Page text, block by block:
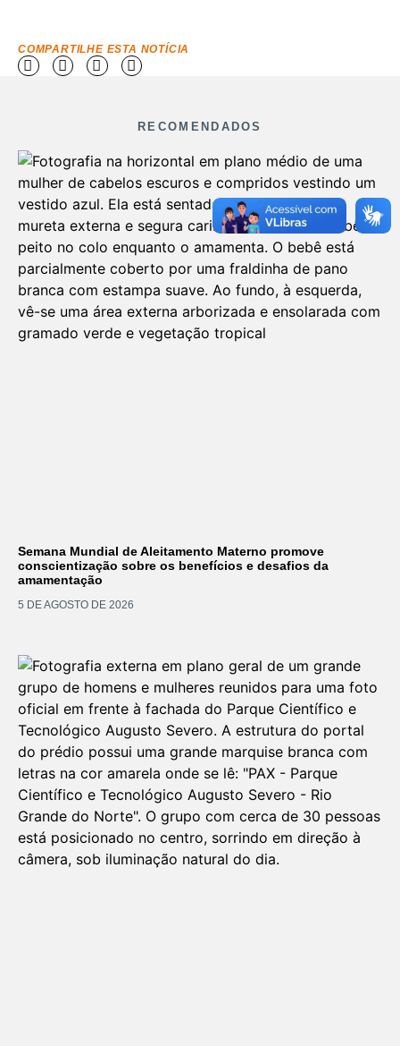
COMPARTILHE ESTA NOTÍCIA
RECOMENDADOS
Semana Mundial de Aleitamento Materno promove
conscientização sobre os benefícios e desafios da
amamentação
5 DE AGOSTO DE 2026